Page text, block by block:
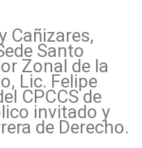
Cañizares,
Santo
Zonal de la
Lic. Felipe
CPCCS de
invitado y
de Derecho.